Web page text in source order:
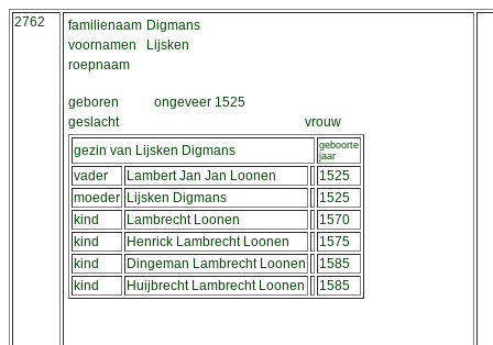
2762 familienaam Digmans
voornamen
Lijsken
roepnaam
geboren
ongeveer 1525
geslacht
vrouw
gezin van Lijsken Digmans
geboorte
jaar
vader Lambert Jan Jan Loonen
1525
moeder Lijsken Digmans
1525
kind
Lambrecht Loonen
1570
kind
Henrick Lambrecht Loonen
1575
kind
Dingeman Lambrecht Loonen
1585
kind
Huijbrecht Lambrecht Loonen 1585